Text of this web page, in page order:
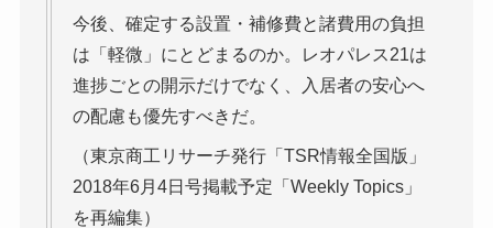
今後、確定する設置・補修費と諸費用の負担
は「軽微」にとどまるのか。レオパレス21は
進捗ごとの開示だけでなく、入居者の安心へ
の配慮も優先すべきだ。
（東京商工リサーチ発行「TSR情報全国版」
2018年6月4日号掲載予定「Weekly Topics」
を再編集）